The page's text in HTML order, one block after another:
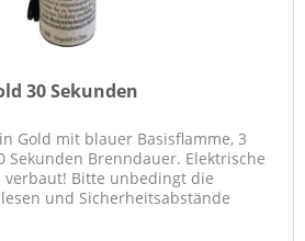
30 Sekunden
Gold mit blauer Basisflamme, 3
Sekunden Brenndauer. Elektrische
Bitte unbedingt die
und Sicherheitsabstände